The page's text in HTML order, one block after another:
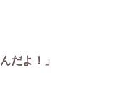
だよ！」